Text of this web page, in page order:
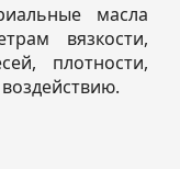
масла
вязкости,
плотности,